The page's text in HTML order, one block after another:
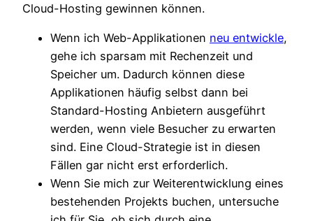
Cloud-Hosting gewinnen können.
Wenn ich Web-Applikationen neu entwickle,
gehe ich sparsam mit Rechenzeit und
Speicher um. Dadurch können diese
Applikationen häufig selbst dann bei
Standard-Hosting Anbietern ausgeführt
werden, wenn viele Besucher zu erwarten
sind. Eine Cloud-Strategie ist in diesen
Fällen gar nicht erst erforderlich.
Wenn Sie mich zur Weiterentwicklung eines
bestehenden Projekts buchen, untersuche